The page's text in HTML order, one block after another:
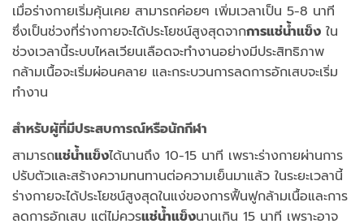
เมื่อร่างกายเริ่มคุ้นเคย สามารถค่อยๆ เพิ่มเวลาเป็น 5-8 นาที
ซึ่งเป็นช่วงที่ร่างกายจะได้ประโยชน์สูงสุดจากการแช่น้ำแข็ง ใน
ช่วงเวลานี้ระบบไหลเวียนเลือดจะทำงานอย่างมีประสิทธิภาพ
กล้ามเนื้อจะเริ่มผ่อนคลาย และกระบวนการลดการอักเสบจะเริ่ม
ทำงาน
สำหรับผู้ที่มีประสบการณ์หรือนักกีฬา
สามารถแช่น้ำแข็งได้นานถึง 10-15 นาที เพราะร่างกายผ่านการ
ปรับตัวและสร้างความทนทานต่อความเย็นมาแล้ว ในระยะเวลานี้
ร่างกายจะได้ประโยชน์สูงสุดในแง่ของการฟื้นฟูกล้ามเนื้อและการ
ลดการอักเสบ แต่ไม่ควรแช่น้ำแข็งนานเกิน 15 นาที เพราะอาจ